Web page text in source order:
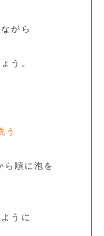
がら
う。
う
ら順に泡を
うに